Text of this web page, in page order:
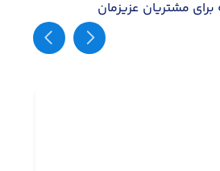
برای مشتریان عزیزمان